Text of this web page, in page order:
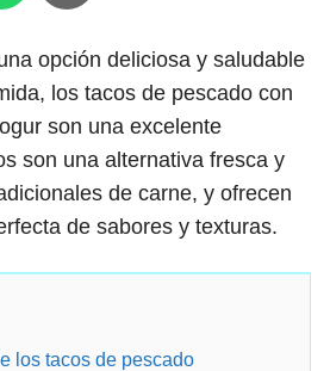
opción deliciosa y saludable
los tacos de pescado con
son una excelente
son una alternativa fresca y
de carne, y ofrecen
de sabores y texturas.
los tacos de pescado